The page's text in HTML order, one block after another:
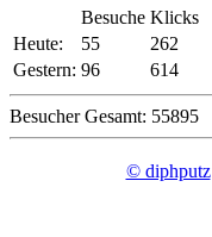
Besuche Klicks
Heute:
55
262
Gestern: 96 614
Besucher Gesamt: 55895
© diphputz